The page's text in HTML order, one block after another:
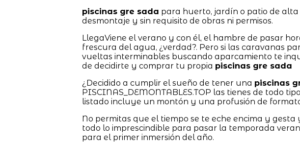
piscinas gre sada para huerto, jardín o patio de
desmontaje y sin requisito de obras ni permisos.
LlegaViene el verano y con él, el hambre de pasar
frescura del agua, ¿verdad?. Pero si las caravanas
vueltas interminables buscando aparcamiento te
de decidirte y comprar tu propia piscinas gre sada
¿Decidido a cumplir el sueño de tener una piscinas
PISCINAS_DEMONTABLES.TOP las tienes de todo
listado incluye un montón y una profusión de
No permitas que el tiempo se te eche encima y
todo lo imprescindible para pasar la temporada
para el primer inmersión del año.